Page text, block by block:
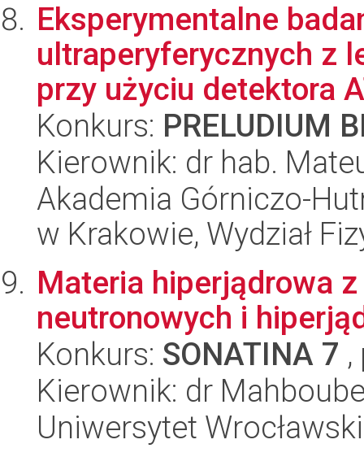
Eksperymentalne
ultraperyferycznych z
przy użyciu detektora
Konkurs: PRELUDIUM
Kierownik: dr hab.
Akademia Górniczo-
w Krakowie, Wydział
Materia hiperjądrowa
neutronowych i
Konkurs: SONATINA 7
Kierownik: dr
Uniwersytet